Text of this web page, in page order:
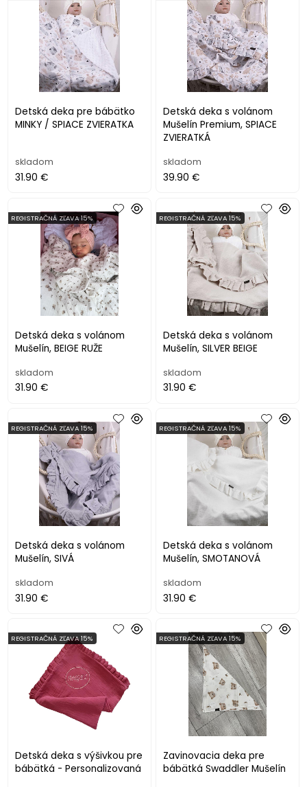
Detská deka pre bábätko
MINKY / SPIACE ZVIERATKA
skladom
31.90 €
Detská deka s volánom
Mušelín Premium, SPIACE
ZVIERATKÁ
skladom
39.90 €
Detská deka s volánom
Mušelín, BEIGE RUŽE
REGISTRAČNÁ ZĽAVA 15%
skladom
31.90 €
Detská deka s volánom
Mušelín, SILVER BEIGE
REGISTRAČNÁ ZĽAVA 15%
skladom
31.90 €
Detská deka s volánom
Mušelín, SIVÁ
REGISTRAČNÁ ZĽAVA 15%
skladom
31.90 €
Detská deka s volánom
Mušelín, SMOTANOVÁ
REGISTRAČNÁ ZĽAVA 15%
skladom
31.90 €
Detská deka s výšivkou pre
bábätká - Personalizovaná
REGISTRAČNÁ ZĽAVA 15%
Zavinovacia deka pre
bábätká Swaddler Mušelín
REGISTRAČNÁ ZĽAVA 15%